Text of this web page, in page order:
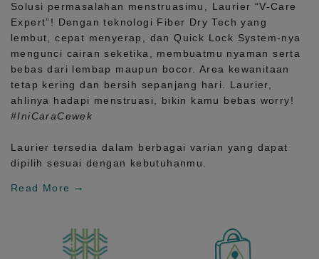
Solusi permasalahan menstruasimu, Laurier “V-Care
Expert”! Dengan teknologi Fiber Dry Tech yang
lembut, cepat menyerap, danQuick Lock System-nya
mengunci cairan seketika, membuatmu nyaman serta
bebas dari lembap maupun bocor. Area kewanitaan
tetap kering dan bersih sepanjang hari.
Laurier,
ahlinya hadapi menstruasi, bikin kamu bebas worry!
#IniCaraCewek
Laurier tersedia dalam berbagai varian yang dapat
dipilih sesuai dengan kebutuhanmu.
Read More